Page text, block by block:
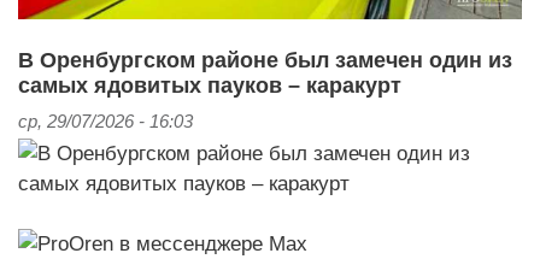
В Оренбургском районе был замечен один из
самых ядовитых пауков – каракурт
ср, 29/07/2026 - 16:03